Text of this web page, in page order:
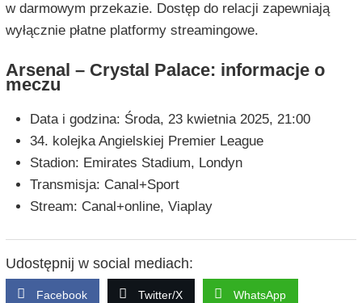
w darmowym przekazie. Dostęp do relacji zapewniają
wyłącznie płatne platformy streamingowe.
Arsenal – Crystal Palace: informacje o
meczu
Data i godzina: Środa, 23 kwietnia 2025, 21:00
34. kolejka Angielskiej Premier League
Stadion: Emirates Stadium, Londyn
Transmisja: Canal+Sport
Stream: Canal+online, Viaplay
Udostępnij w social mediach:
Facebook Twitter/X WhatsApp